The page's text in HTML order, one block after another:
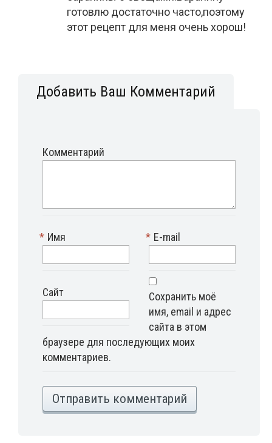
готовлю достаточно часто,поэтому
этот рецепт для меня очень хорош!
Добавить Ваш Комментарий
Комментарий
Имя
* E-mail
*
Сайт
Сохранить моё
имя, email и адрес
сайта в этом
браузере для последующих моих
комментариев.